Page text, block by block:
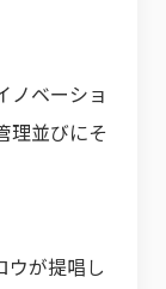
ノベーショ
理並びにそ
ウが提唱し